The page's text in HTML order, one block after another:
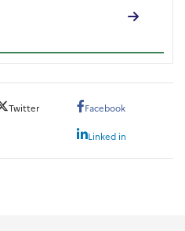
Twitter Facebook
Linked in